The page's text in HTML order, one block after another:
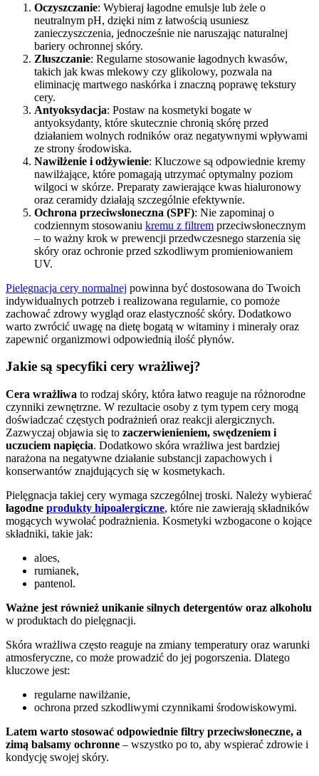
Oczyszczanie: Wybieraj łagodne emulsje lub żele o
neutralnym pH, dzięki nim z łatwością usuniesz
zanieczyszczenia, jednocześnie nie naruszając naturalnej
bariery ochronnej skóry.
Złuszczanie: Regularne stosowanie łagodnych kwasów,
takich jak kwas mlekowy czy glikolowy, pozwala na
eliminację martwego naskórka i znaczną poprawę tekstury
cery.
Antyoksydacja: Postaw na kosmetyki bogate w
antyoksydanty, które skutecznie chronią skórę przed
działaniem wolnych rodników oraz negatywnymi wpływami
ze strony środowiska.
Nawilżenie i odżywienie: Kluczowe są odpowiednie kremy
nawilżające, które pomagają utrzymać optymalny poziom
wilgoci w skórze. Preparaty zawierające kwas hialuronowy
oraz ceramidy działają szczególnie efektywnie.
Ochrona przeciwsłoneczna (SPF): Nie zapominaj o
codziennym stosowaniu kremu z filtrem przeciwsłonecznym
– to ważny krok w prewencji przedwczesnego starzenia się
skóry oraz ochronie przed szkodliwym promieniowaniem
UV.
Pielęgnacja cery normalnej powinna być dostosowana do Twoich
indywidualnych potrzeb i realizowana regularnie, co pomoże
zachować zdrowy wygląd oraz elastyczność skóry. Dodatkowo
warto zwrócić uwagę na dietę bogatą w witaminy i minerały oraz
zapewnić organizmowi odpowiednią ilość płynów.
Jakie są specyfiki cery wrażliwej?
Cera wrażliwa to rodzaj skóry, która łatwo reaguje na różnorodne
czynniki zewnętrzne. W rezultacie osoby z tym typem cery mogą
doświadczać częstych podrażnień oraz reakcji alergicznych.
Zazwyczaj objawia się to zaczerwienieniem, swędzeniem i
uczuciem napięcia. Dodatkowo skóra wrażliwa jest bardziej
narażona na negatywne działanie substancji zapachowych i
konserwantów znajdujących się w kosmetykach.
Pielęgnacja takiej cery wymaga szczególnej troski. Należy wybierać
łagodne produkty hipoalergiczne, które nie zawierają składników
mogących wywołać podrażnienia. Kosmetyki wzbogacone o kojące
składniki, takie jak:
aloes,
rumianek,
pantenol.
Ważne jest również unikanie silnych detergentów oraz alkoholu
w produktach do pielęgnacji.
Skóra wrażliwa często reaguje na zmiany temperatury oraz warunki
atmosferyczne, co może prowadzić do jej pogorszenia. Dlatego
kluczowe jest:
regularne nawilżanie,
ochrona przed szkodliwymi czynnikami środowiskowymi.
Latem warto stosować odpowiednie filtry przeciwsłoneczne, a
zimą balsamy ochronne – wszystko po to, aby wspierać zdrowie i
kondycję swojej skóry.